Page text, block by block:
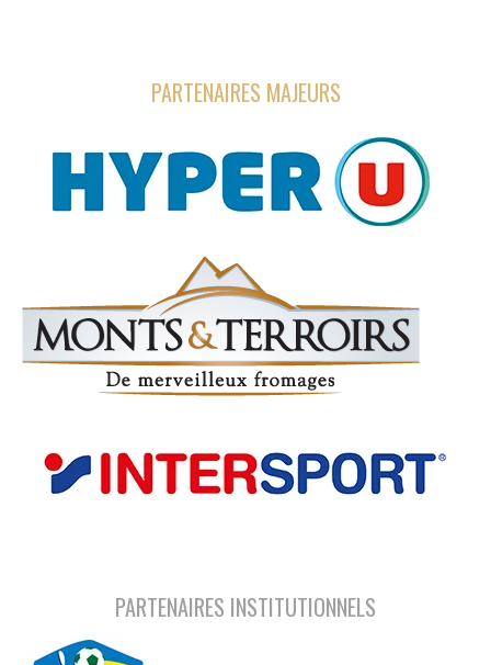
PARTENAIRES MAJEURS
PARTENAIRES INSTITUTIONNELS